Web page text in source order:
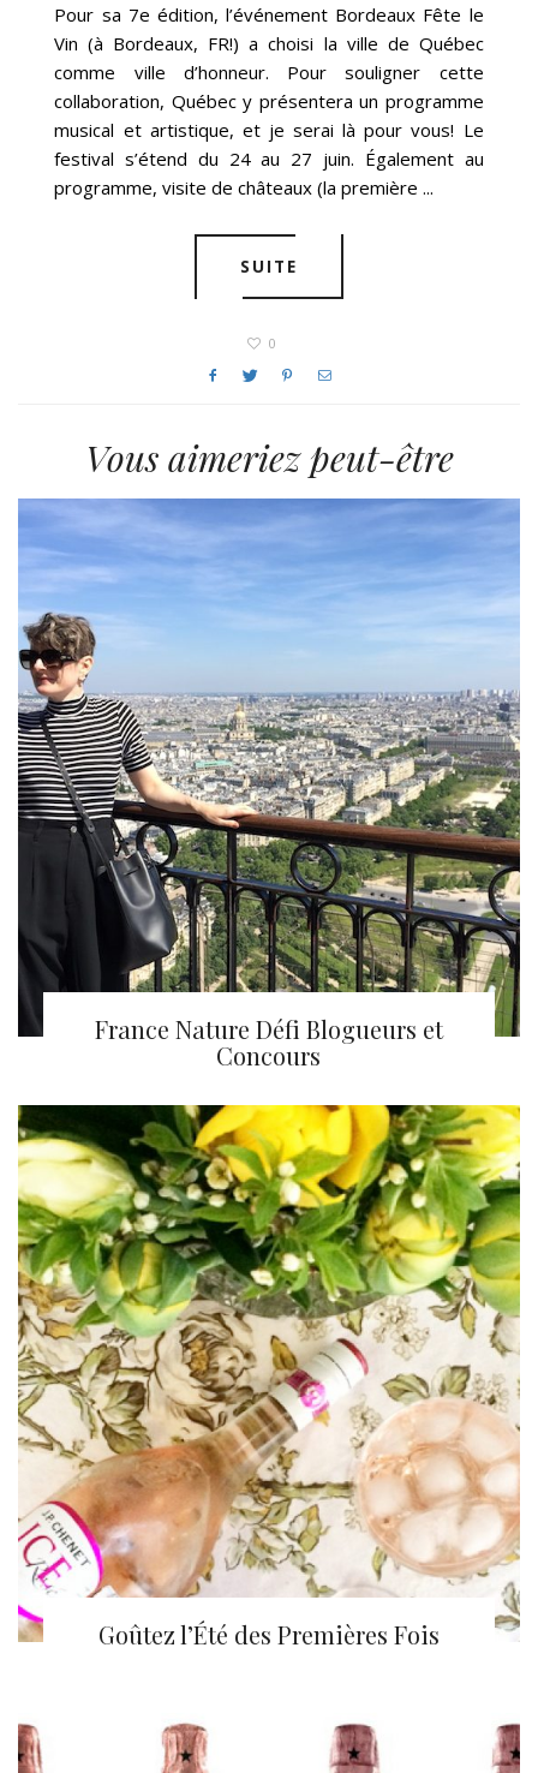
Pour sa 7e édition, l’événement Bordeaux Fête le
Vin (à Bordeaux, FR!) a choisi la ville de Québec
comme ville d’honneur. Pour souligner cette
collaboration, Québec y présentera un programme
musical et artistique, et je serai là pour vous! Le
festival s’étend du 24 au 27 juin. Également au
programme, visite de châteaux (la première ...
SUITE
0
Vous aimeriez peut-être
France Nature Défi Blogueurs et
Concours
Goûtez l’Été des Premières Fois